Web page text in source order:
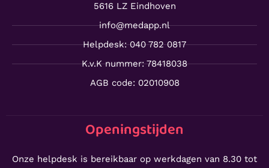
5616 LZ Eindhoven
info@medapp.nl
Helpdesk: 040 782 0817
K.v.K nummer: 78418038
AGB code: 02010908
Openingstijden
Onze helpdesk is bereikbaar op werkdagen van 8.30 tot